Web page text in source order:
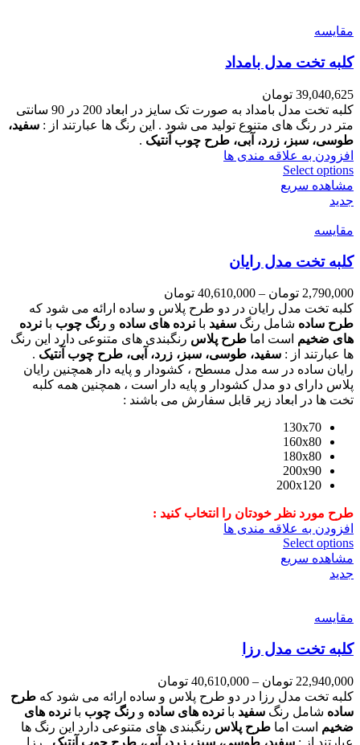
مقایسه
کلبه تخت مدل بامداد
39,040,625 تومان
کلبه تخت مدل بامداد به صورت تک سایز در ابعاد 200 در 90 سانتی
متر در رنگ های متنوع تولید می شود . این رنگ ها عبارتند از : سفید،
طوسی، سبز، زرد، آبی، طرح چوب آنتیک .
افزودن به علاقه مندی ها
Select options
مشاهده سریع
جدید
مقایسه
کلبه تخت مدل رایان
2,790,000 تومان –
40,610,000 تومان
کلبه تخت مدل رایان در دو طرح پلاس و ساده ارائه می شود که
طرح ساده شامل رنگ سفید با نرده های ساده و رنگ چوب با نرده
های ضخیم است اما طرح پلاس رنگبندی های متنوعی دارد این رنگ
ها عبارتند از : سفید، طوسی، سبز، زرد، آبی، طرح چوب آنتیک .
رایان ساده در سه مدل مسطح ، کشودار و پایه دار همچنین رایان
پلاس دارای دو مدل کشودار و پایه دار است ، همچنین همه کلبه
تخت ها در ابعاد زیر قابل سفارش می باشند :
130x70
160x80
180x80
200x90
200x120
طرح مورد نظر خودتان را انتخاب کنید :
افزودن به علاقه مندی ها
Select options
مشاهده سریع
جدید
مقایسه
کلبه تخت مدل رزا
22,940,000 تومان –
40,610,000 تومان
کلبه تخت مدل رزا در دو طرح پلاس و ساده ارائه می شود که طرح
ساده شامل رنگ سفید با نرده های ساده و رنگ چوب با نرده های
ضخیم است اما طرح پلاس رنگبندی های متنوعی دارد این رنگ ها
عبارتند از : سفید، طوسی، سبز، زرد، آبی، طرح چوب آنتیک . رزا